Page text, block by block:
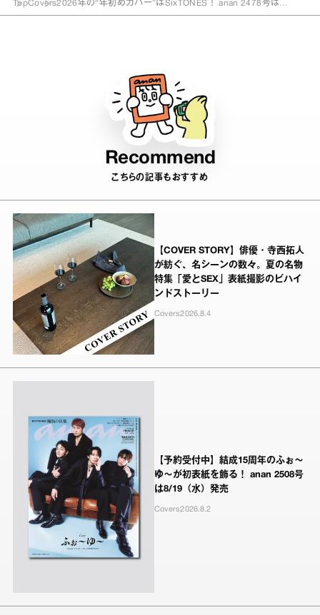
TopCovers2026年の“年初めカバー”はSixTONES！ anan 2478号は
Recommend
こちらの記事もおすすめ
【COVER STORY】俳優・寺西拓人
が紡ぐ、名シーンの数々。夏の名物
特集「愛とSEX」表紙撮影のビハイ
ンドストーリー
Covers2026.8.4
【予約受付中】結成15周年のふぉ～
ゆ～が初表紙を飾る！ anan 2508号
は8/19（水）発売
Covers2026.8.2